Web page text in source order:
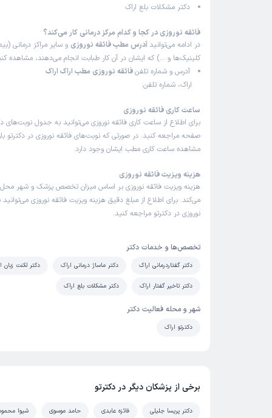
دکتر مشکلات بلع اراک
فائقه نوروزی در کجا و کدام مرکز درمانی کار می‌کند؟
در ادامه می‌توانید آدرس مطب فائقه نوروزی و سایر مراکز درمانی
کلینیک‌ها و …) که ایشان در آن کار طبابت انجام می‌دهند، مشاهده
آدرس و شماره تلفنفائقه نوروزی مطب اراک اراک
اراک، شماره تلفن:
ساعت کاری فائقه نوروزی
برای اطلاع از ساعت کاری فائقه نوروزی می‌توانید به جدول نوبت‌های
صفحه مراجعه کنید. در صورتی که نوبت‌های فائقه نوروزی در دکترتو
مشاهده ساعت کاری مطب ایشان وجود دارد.
هزینه ویزیت فائقه نوروزی
هزینه ویزیت فائقه نوروزی بر اساس میزان تخصص پزشک و شهر
می‌کند. برای اطلاع از مبلغ دقیق هزینه ویزیت فائقه نوروزی می‌توانید
نوروزی در دکترتو مراجعه کنید.
تخصص‌ها و خدمات دکتر
دکتر گفتاردرمانی اراک دکتر ماساژ درمانی اراک دکتر لکنت زبان
دکتر تاخیر گفتار اراک دکتر مشکلات بلع اراک
شهر و محله فعالیت دکتر
دکترتو اراک
برخی از پزشکان دیگر در دکترتو
دکتر پریسا جلیلی فائزه عابدی حامد موسوی شیوا